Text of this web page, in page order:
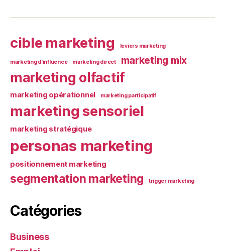
cible marketing leviers marketing
marketing d'influence marketing direct marketing mix
marketing olfactif
marketing opérationnel marketing participatif
marketing sensoriel
marketing stratégique
personas marketing
positionnement marketing
segmentation marketing trigger marketing
Catégories
Business